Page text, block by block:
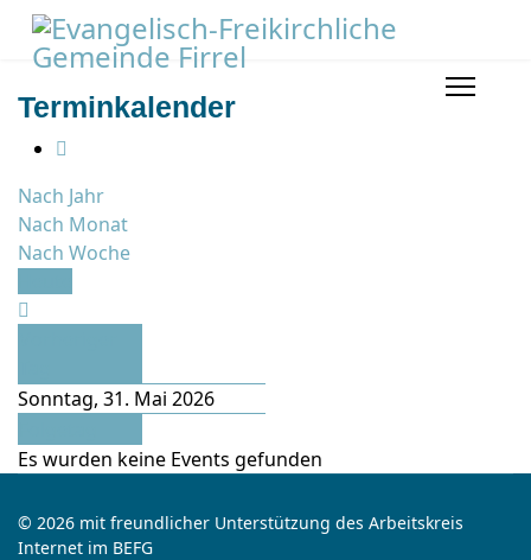
Terminkalender
Nach Jahr
Nach Monat
Nach Woche
Sonntag, 31. Mai 2026
Es wurden keine Events gefunden
© 2026 mit freundlicher Unterstützung des Arbeitskreis
Internet im BEFG